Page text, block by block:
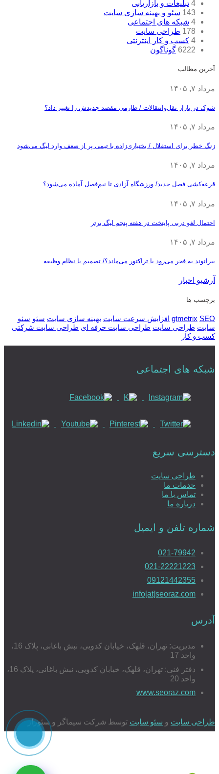
4 تبلیغات و بازاریابی
143 سئو و بهینه سازی سایت
4 شبکه های اجتماعی
178 طراحی سایت
4 کسب و کار اینترنتی
6222 گوناگون
آخرین مطالب
مرداد ۷, ۱۴۰۵
شوک در بازار نقل‌وانتقالات / طارمی مقصد جدیدش را تغییر داد؟
مرداد ۷, ۱۴۰۵
زنگ خطر برای استقلال / بختیاری‌زاده با تیمی پر از ضعف وارد لیگ می‌شود
مرداد ۷, ۱۴۰۵
قرعه‎‌کشی فصل جدید/ ورزشگاه آزادی تا نیم‌فصل آماده می‌شود؟
مرداد ۷, ۱۴۰۵
احتمال لغو دربی پایتخت در هفته پنجم لیگ برتر
مرداد ۷, ۱۴۰۵
بیرانوند به فجر می‌رود یا تراکتور می‌ماند؟/ تصمیم با نظام وظیفه
آرشیو اخبار
برچسب ها
gtmetrix SEO افزایش سرعت سایت بهینه سازی سایت سئو سئو
سایت طراحی سایت طراحی سایت حرفه ای طراحی سایت شرکتی
کسب و کار
شبکه های اجتماعی
دسترسی سریع
طراحی سایت
خدمات ما
تماس با ما
درباره ما
شماره تلفن و ایمیل
021-79942
021-22221223
09121442355
info[at]seoraz.com
آدرس
مدیریت: تهران، قلهک، خیابان کدویی، نبش باغانی، پلاک 16،
واحد 17
دفتر فنی: تهران، قلهک، خیابان کدویی، نبش باغانی، پلاک 16،
واحد 20
www.seoraz.com
طراحی سایت و سئو سایت توسط شرکت سیماگر و سئوراز